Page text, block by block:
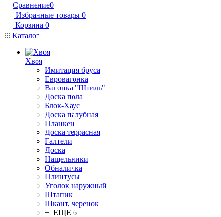
Сравнение0
Избранные товары 0
Корзина 0
Каталог
Хвоя
Имитация бруса
Евровагонка
Вагонка "Штиль"
Доска пола
Блок-Хаус
Доска палубная
Планкен
Доска террасная
Галтели
Доска
Нащельники
Обналичка
Плинтусы
Уголок наружный
Штапик
Шкант, черенок
+ ЕЩЕ 6